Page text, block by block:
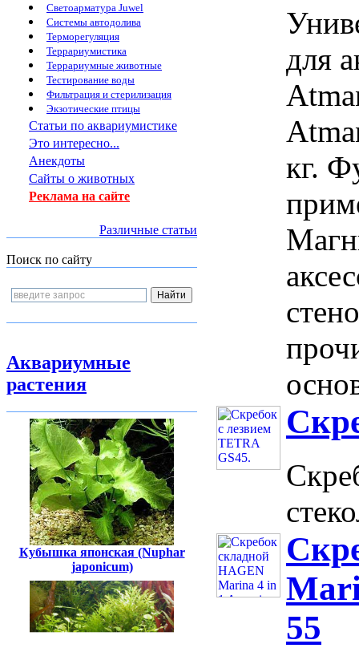
Светоарматура Juwel
Системы автодолива
Терморегуляция
Террариумистика
Террариумные животные
Тестирование воды
Фильтрация и стерилизация
Экзотические птицы
Статьи по аквариумистике
Это интересно...
Анекдоты
Сайты о животных
Реклама на сайте
Различные статьи
Поиск по сайту
Аквариумные
растения
Кубышка японская (Nuphar
japonicum)
для
кг.
55